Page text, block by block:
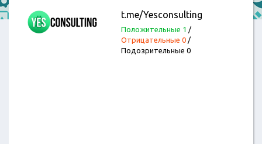
t.me/Yesconsulting
Положительные 1 /
Отрицательные 0/
Подозрительные 0